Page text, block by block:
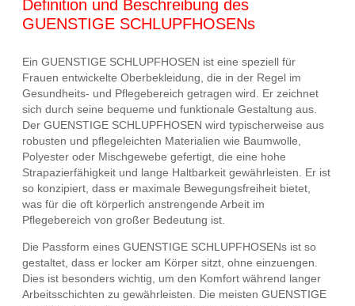
Definition und Beschreibung des
GUENSTIGE SCHLUPFHOSENs
Ein GUENSTIGE SCHLUPFHOSEN ist eine speziell für
Frauen entwickelte Oberbekleidung, die in der Regel im
Gesundheits- und Pflegebereich getragen wird. Er zeichnet
sich durch seine bequeme und funktionale Gestaltung aus.
Der GUENSTIGE SCHLUPFHOSEN wird typischerweise aus
robusten und pflegeleichten Materialien wie Baumwolle,
Polyester oder Mischgewebe gefertigt, die eine hohe
Strapazierfähigkeit und lange Haltbarkeit gewährleisten. Er ist
so konzipiert, dass er maximale Bewegungsfreiheit bietet,
was für die oft körperlich anstrengende Arbeit im
Pflegebereich von großer Bedeutung ist.
Die Passform eines GUENSTIGE SCHLUPFHOSENs ist so
gestaltet, dass er locker am Körper sitzt, ohne einzuengen.
Dies ist besonders wichtig, um den Komfort während langer
Arbeitsschichten zu gewährleisten. Die meisten GUENSTIGE